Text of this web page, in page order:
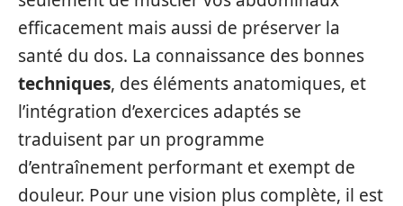
efficacement mais aussi de préserver la
santé du dos. La connaissance des bonnes
techniques, des éléments anatomiques, et
l’intégration d’exercices adaptés se
traduisent par un programme
d’entraînement performant et exempt de
douleur. Pour une vision plus complète, il est